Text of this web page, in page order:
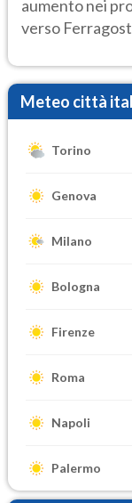
aumento nei
verso
Meteo città
Torino
Genova
Milano
Bologna
Firenze
Roma
Napoli
Palermo